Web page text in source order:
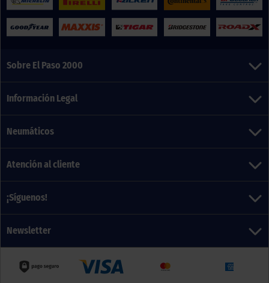
Sobre El Paso 2000
Información Legal
Neumáticos
Atención al cliente
¡Síguenos!
Newsletter